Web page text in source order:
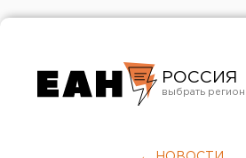
РОССИЯ
Челябинск